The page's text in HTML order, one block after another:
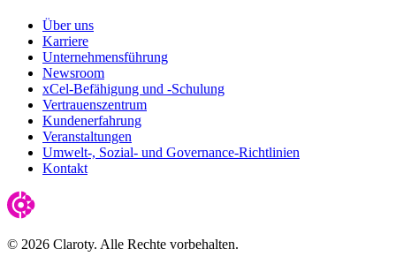
Über uns
Karriere
Unternehmensführung
Newsroom
xCel-Befähigung und -Schulung
Vertrauenszentrum
Kundenerfahrung
Veranstaltungen
Umwelt-, Sozial- und Governance-Richtlinien
Kontakt
© 2026 Claroty. Alle Rechte vorbehalten.